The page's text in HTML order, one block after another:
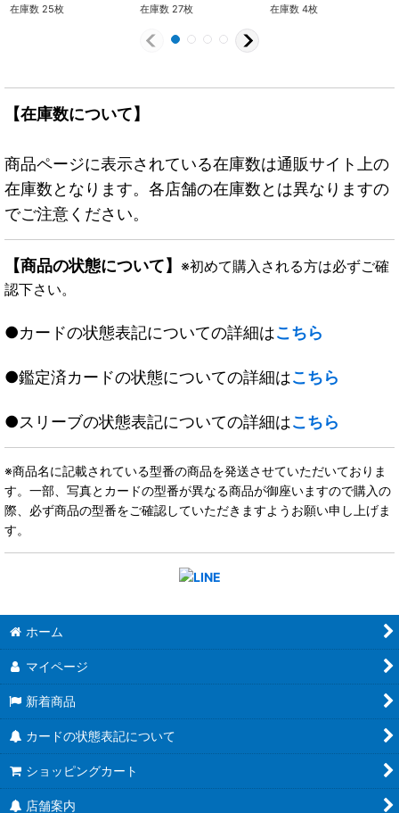
在庫数 25枚 在庫数 27枚 在庫数 4枚
【在庫数について】
商品ページに表示されている在庫数は通販サイト上の
在庫数となります。各店舗の在庫数とは異なりますの
でご注意ください。
【商品の状態について】 ※初めて購入される方は必ずご確
認下さい。
●カードの状態表記についての詳細はこちら
●鑑定済カードの状態についての詳細はこちら
●スリーブの状態表記についての詳細はこちら
※商品名に記載されている型番の商品を発送させていただいておりま
す。一部、写真とカードの型番が異なる商品が御座いますので購入の
際、必ず商品の型番をご確認していただきますようお願い申し上げま
す。
ホーム
マイページ
新着商品
カードの状態表記について
ショッピングカート
店舗案内